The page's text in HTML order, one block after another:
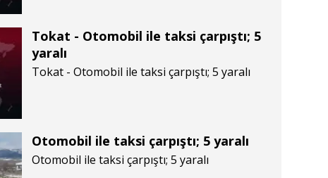
Tokat - Otomobil ile taksi çarpıştı; 5
yaralı
Tokat - Otomobil ile taksi çarpıştı; 5 yaralı
Otomobil ile taksi çarpıştı; 5 yaralı
Otomobil ile taksi çarpıştı; 5 yaralı